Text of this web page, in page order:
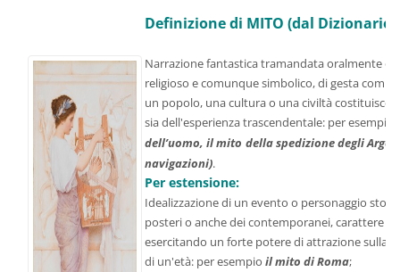
Definizione di MITO (dal Dizionario
Narrazione fantastica tramandata oralmente o
religioso e comunque simbolico, di gesta
un popolo, una cultura o una civiltà costituisce
sia dell'esperienza trascendentale: per esempio
dell’uomo,il mito della spedizione degli
navigazioni).
Per estensione:
Idealizzazione di un evento o personaggio
posteri o anche dei contemporanei, carattere e
esercitando un forte potere di attrazione sulla
di un'età: per esempioil mito di Roma;